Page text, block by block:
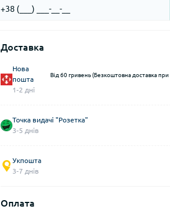
Доставка
Нова
пошта
1-2 дні
Від 60 гривень (Безкоштовна доставка
Точка видачі "Розетка"
3-5 днів
Укпошта
3-7 днів
Оплата